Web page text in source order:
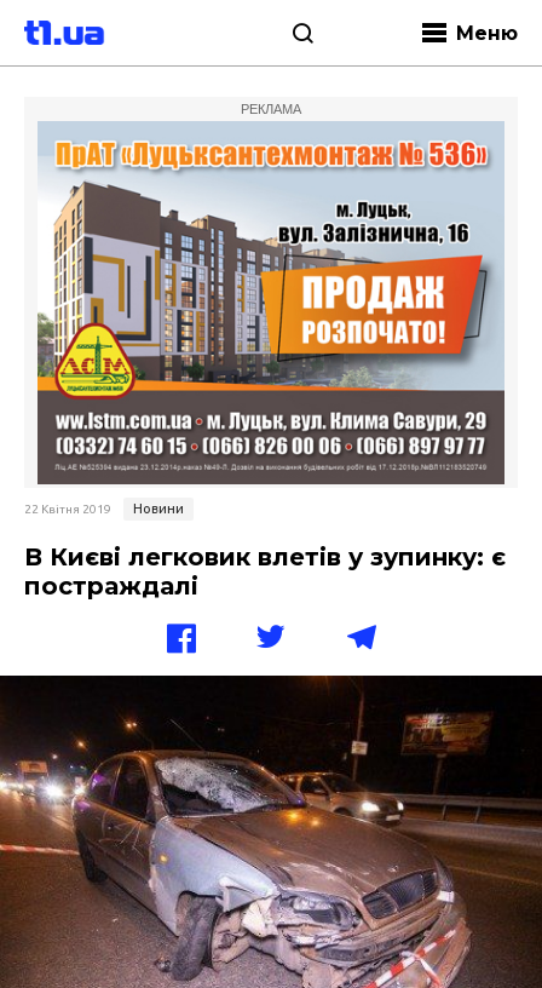
Меню
РЕКЛАМА
22 Квітня 2019 Новини
В Києві легковик влетів у зупинку: є
постраждалі